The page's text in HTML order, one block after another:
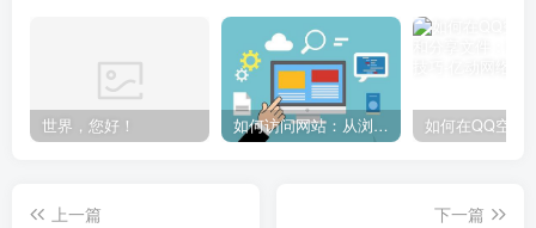
世界，您好！ 如何访问网站：从浏览器输入到页面加载的完整步骤详解
上一篇
下一篇